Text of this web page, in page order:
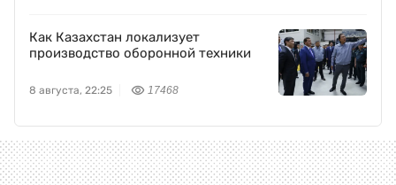
Как Казахстан локализует
производство оборонной техники
8 августа, 22:25 17468